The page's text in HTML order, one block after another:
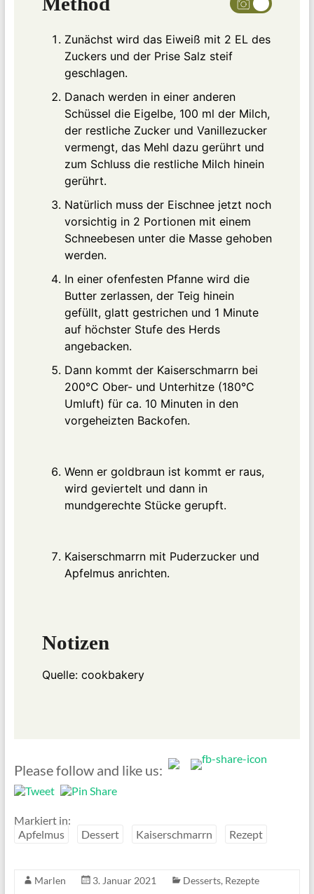
Zunächst wird das Eiweiß mit 2 EL des
Zuckers und der Prise Salz steif
geschlagen.
Danach werden in einer anderen
Schüssel die Eigelbe, 100 ml der Milch,
der restliche Zucker und Vanillezucker
vermengt, das Mehl dazu gerührt und
zum Schluss die restliche Milch hinein
gerührt.
Natürlich muss der Eischnee jetzt noch
vorsichtig in 2 Portionen mit einem
Schneebesen unter die Masse gehoben
werden.
In einer ofenfesten Pfanne wird die
Butter zerlassen, der Teig hinein
gefüllt, glatt gestrichen und 1 Minute
auf höchster Stufe des Herds
angebacken.
Dann kommt der Kaiserschmarrn bei
200°C Ober- und Unterhitze (180°C
Umluft) für ca. 10 Minuten in den
vorgeheizten Backofen.
Wenn er goldbraun ist kommt er raus,
wird geviertelt und dann in
mundgerechte Stücke gerupft.
Kaiserschmarrn mit Puderzucker und
Apfelmus anrichten.
Notizen
Quelle: cookbakery
Please follow and like us:
Markiert in:
Apfelmus
Dessert Kaiserschmarrn Rezept
Marlen 3. Januar 2021 Desserts, Rezepte